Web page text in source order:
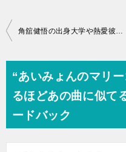
投
ー
“あいみょんのマリ
るほどあの曲に似て
ードバック